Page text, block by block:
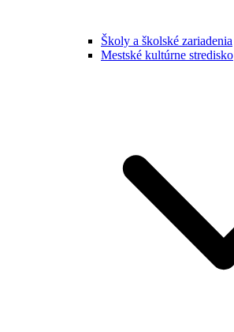
Školy a školské zariadenia
Mestské kultúrne stredisko